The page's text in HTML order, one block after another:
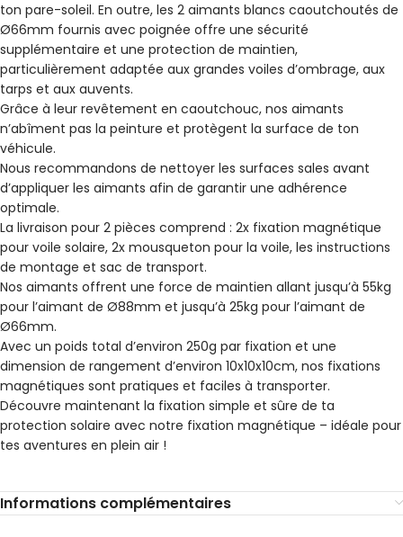
ton pare-soleil. En outre, les 2 aimants blancs caoutchoutés de
Ø66mm fournis avec poignée offre une sécurité
supplémentaire et une protection de maintien,
particulièrement adaptée aux grandes voiles d’ombrage, aux
tarps et aux auvents.
Grâce à leur revêtement en caoutchouc, nos aimants
n’abîment pas la peinture et protègent la surface de ton
véhicule.
Nous recommandons de nettoyer les surfaces sales avant
d’appliquer les aimants afin de garantir une adhérence
optimale.
La livraison pour 2 pièces comprend : 2x fixation magnétique
pour voile solaire, 2x mousqueton pour la voile, les instructions
de montage et sac de transport.
Nos aimants offrent une force de maintien allant jusqu’à 55kg
pour l’aimant de Ø88mm et jusqu’à 25kg pour l’aimant de
Ø66mm.
Avec un poids total d’environ 250g par fixation et une
dimension de rangement d’environ 10x10x10cm, nos fixations
magnétiques sont pratiques et faciles à transporter.
Découvre maintenant la fixation simple et sûre de ta
protection solaire avec notre fixation magnétique – idéale pour
tes aventures en plein air !
Informations complémentaires